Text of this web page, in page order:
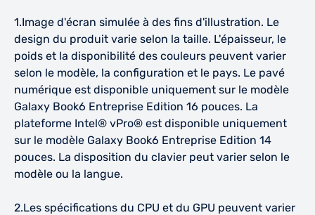
1.Image d'écran simulée à des fins d'illustration. Le
design du produit varie selon la taille. L'épaisseur, le
poids et la disponibilité des couleurs peuvent varier
selon le modèle, la configuration et le pays. Le pavé
numérique est disponible uniquement sur le modèle
Galaxy Book6 Entreprise Edition 16 pouces. La
plateforme Intel® vPro® est disponible uniquement
sur le modèle Galaxy Book6 Entreprise Edition 14
pouces. La disposition du clavier peut varier selon le
modèle ou la langue.
2.Les spécifications du CPU et du GPU peuvent varier